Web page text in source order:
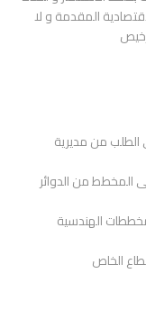
المقدمة و لا
الطلب من مديرية
من الدوائر
على المخططات الهندسية
الخاص